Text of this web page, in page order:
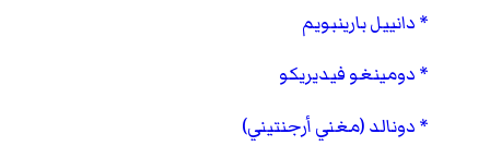
دانييل بارينبويم
دومينغو فيديريكو
دونالد (مغني أرجنتيني)